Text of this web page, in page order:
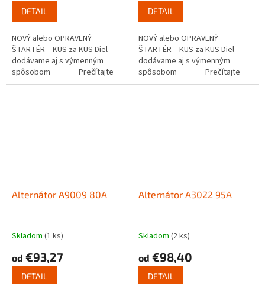
DETAIL
NOVÝ alebo OPRAVENÝ
ŠTARTÉR - KUS za KUS Diel
dodávame aj s výmenným
spôsobom Prečítajte
si ako funguje...
DETAIL
NOVÝ alebo OPRAVENÝ
ŠTARTÉR - KUS za KUS Diel
dodávame aj s výmenným
spôsobom Prečítajte
si ako funguje...
Alternátor A9009 80A
Skladom (1 ks)
od €93,27
DETAIL
Alternátor A3022 95A
Skladom (2 ks)
od €98,40
DETAIL